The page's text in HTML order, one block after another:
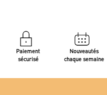
Paiement
sécurisé
Nouveautés
chaque semaine